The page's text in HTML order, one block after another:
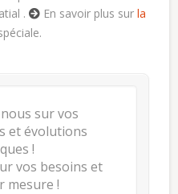
.
En savoir plus surla
sur vos
et évolutions
!
vos besoins et
mesure !